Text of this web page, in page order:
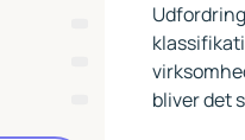
bliver det